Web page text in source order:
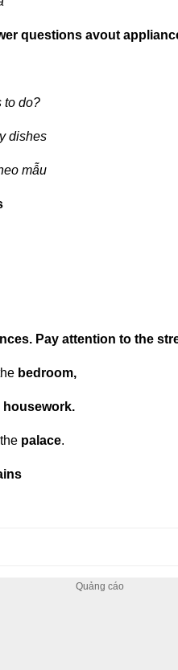
questions avout
to do?
dishes
mẫu
Pay attention to the
bedroom,
housework.
palace.